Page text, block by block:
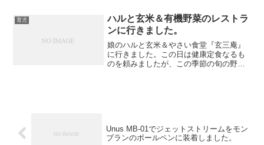
博物館らしきものもありましたが間もな
く出発だったため断念しまし...
育児
ハルと玄米＆有機野菜のレストラ
ンに行きました。
娘のハルと玄米＆やさい食堂『玄三庵』
に行きました。この日は健康定食なるも
のを頼みましたが、この季節の旬の野菜
Unus MB-01でジェットストリームをモン
ブランのボールペンに装着しました。